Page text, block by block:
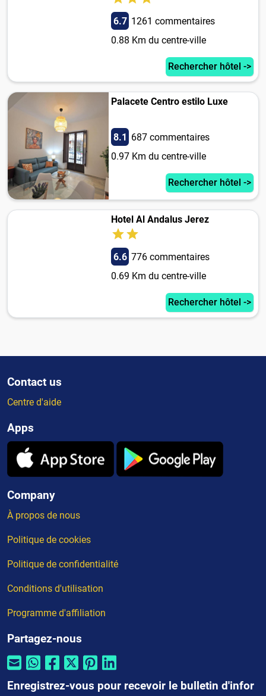
6.7 1261 commentaires
0.88 Km du centre-ville
Rechercher hôtel ->
Palacete Centro estilo Luxe
8.1 687 commentaires
0.97 Km du centre-ville
Rechercher hôtel ->
Hotel Al Andalus Jerez
6.6 776 commentaires
0.69 Km du centre-ville
Rechercher hôtel ->
Contact us
Centre d'aide
Apps
Company
À propos de nous
Politique de cookies
Politique de confidentialité
Conditions d'utilisation
Programme d'affiliation
Partagez-nous
Enregistrez-vous pour recevoir le bulletin d'infor